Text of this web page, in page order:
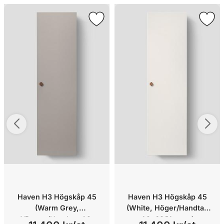
Haven H3 Högskåp 45
(Warm Grey,
Vänster/Handtag A2.
Haven H3 Högskåp 45
(White, Höger/Handtag
A2. 03/Koppar)